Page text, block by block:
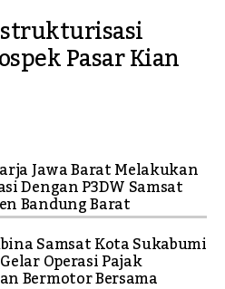
Pasar Kian
Jawa Barat Melakukan
Dengan P3DW Samsat
Bandung Barat
Samsat Kota Sukabumi
Operasi Pajak
Bermotor Bersama